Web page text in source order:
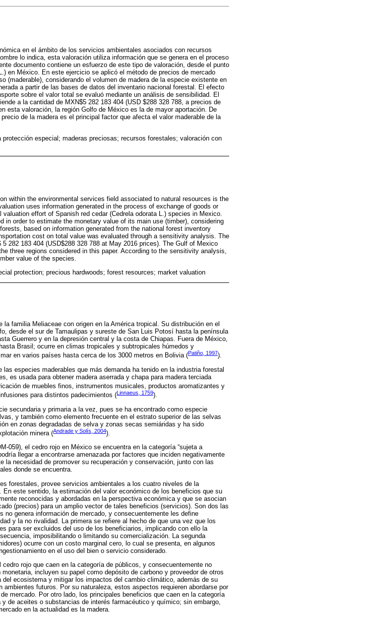
en el ámbito de los servicios ambientales asociados con recursos
lo indica, esta valoración utiliza información que se genera en el proceso
documento contiene un esfuerzo de este tipo de valoración, desde el punto
en México. En este ejercicio se aplicó el método de precios de mercado
(maderable), considerando el volumen de madera de la especie existente en
a partir de las bases de datos del inventario nacional forestal. El efecto
sobre el valor total se evaluó mediante un análisis de sensibilidad. El
a la cantidad de MXN$5 282 183 404 (USD $288 328 788, a precios de
esta valoración, la región Golfo de México es la de mayor aportación. De
de la madera es el principal factor que afecta el valor maderable de la
protección especial; maderas preciosas; recursos forestales; valoración con
within the environmental services field associated to natural resources is the
uses information generated in the process of exchange of goods or
effort of Spanish red cedar (Cedrela odorata L.) species in Mexico.
in order to estimate the monetary value of its main use (timber), considering
based on information generated from the national forest inventory
cost on total value was evaluated through a sensitivity analysis. The
282 183 404 (USD$288 328 788 at May 2016 prices). The Gulf of Mexico
three regions considered in this paper. According to the sensitivity analysis,
value of the species.
protection; precious hardwoods; forest resources; market valuation
la familia Meliaceae con origen en la América tropical. Su distribución en el
desde el sur de Tamaulipas y sureste de San Luis Potosí hasta la península
Guerrero y en la depresión central y la costa de Chiapas. Fuera de México,
Brasil; ocurre en climas tropicales y subtropicales húmedos y
en varios países hasta cerca de los 3000 metros en Bolivia (Patiño, 1997).
especies maderables que más demanda ha tenido en la industria forestal
es usada para obtener madera aserrada y chapa para madera terciada
de muebles finos, instrumentos musicales, productos aromatizantes y
para distintos padecimientos ( Linnaeus, 1759).
secundaria y primaria a la vez, pues se ha encontrado como especie
y también como elemento frecuente en el estrato superior de las selvas
en zonas degradadas de selva y zonas secas semiáridas y ha sido
minera (Andrade y Solís, 2004).
059), el cedro rojo en México se encuentra en la categoría “sujeta a
llegar a encontrarse amenazada por factores que inciden negativamente
la necesidad de promover su recuperación y conservación, junto con las
donde se encuentra.
forestales, provee servicios ambientales a los cuatro niveles de la
este sentido, la estimación del valor económico de los beneficios que su
reconocidas y abordadas en la perspectiva económica y que se asocian
(precios) para un amplio vector de tales beneficios (servicios). Son dos las
genera información de mercado, y consecuentemente les define
y la no rivalidad. La primera se refiere al hecho de que una vez que los
para ser excluidos del uso de los beneficiarios, implicando con ello la
imposibilitando o limitando su comercialización. La segunda
ocurre con un costo marginal cero, lo cual se presenta, en algunos
en el uso del bien o servicio considerado.
rojo que caen en la categoría de públicos, y consecuentemente no
incluyen su papel como depósito de carbono y proveedor de otros
ecosistema y mitigar los impactos del cambio climático, además de su
futuros. Por su naturaleza, estos aspectos requieren abordarse por
mercado. Por otro lado, los principales beneficios que caen en la categoría
de aceites o substancias de interés farmacéutico y químico; sin embargo,
en la actualidad es la madera.